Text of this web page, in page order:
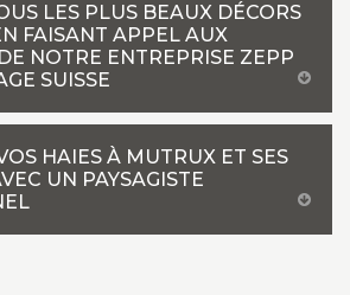
LES PLUS BEAUX DÉCORS
FAISANT APPEL AUX
NOTRE ENTREPRISE ZEPP
SUISSE
HAIES À MUTRUX ET SES
UN PAYSAGISTE